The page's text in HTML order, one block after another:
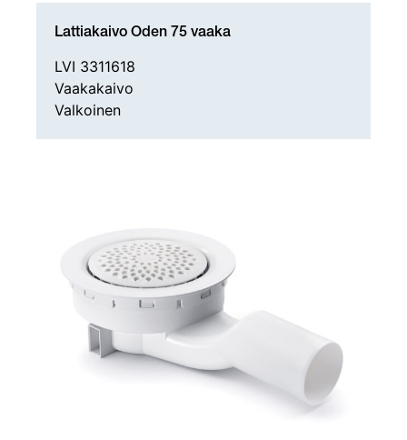
Lattiakaivo Oden 75 vaaka
LVI 3311618
Vaakakaivo
Valkoinen